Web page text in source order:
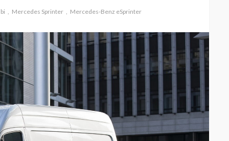
Mercedes Sprinter Mercedes-Benz eSprinter